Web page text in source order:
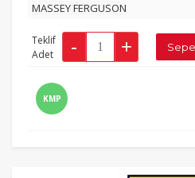
MASSEY FERGUSON
Teklif
Adet
KMP